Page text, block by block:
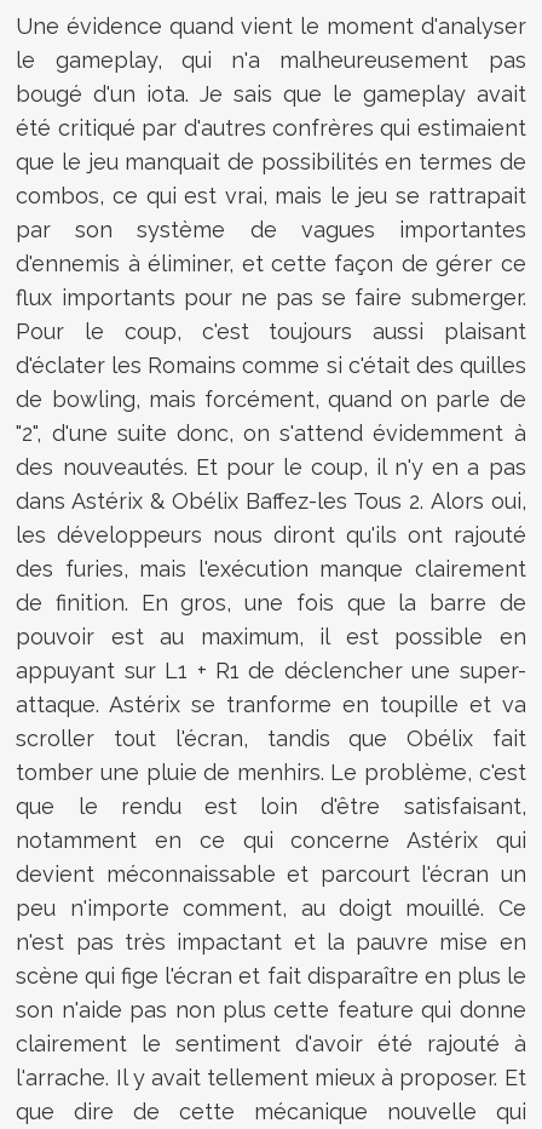
Une évidence quand vient le moment d'analyser
le gameplay, qui n'a malheureusement pas
bougé d'un iota. Je sais que le gameplay avait
été critiqué par d'autres confrères qui estimaient
que le jeu manquait de possibilités en termes de
combos, ce qui est vrai, mais le jeu se rattrapait
par son système de vagues importantes
d'ennemis à éliminer, et cette façon de gérer ce
flux importants pour ne pas se faire submerger.
Pour le coup, c'est toujours aussi plaisant
d'éclater les Romains comme si c'était des quilles
de bowling, mais forcément, quand on parle de
"2", d'une suite donc, on s'attend évidemment à
des nouveautés. Et pour le coup, il n'y en a pas
dans Astérix & Obélix Baffez-les Tous 2. Alors oui,
les développeurs nous diront qu'ils ont rajouté
des furies, mais l'exécution manque clairement
de finition. En gros, une fois que la barre de
pouvoir est au maximum, il est possible en
appuyant sur L1 + R1 de déclencher une super-
attaque. Astérix se tranforme en toupille et va
scroller tout l'écran, tandis que Obélix fait
tomber une pluie de menhirs. Le problème, c'est
que le rendu est loin d'être satisfaisant,
notamment en ce qui concerne Astérix qui
devient méconnaissable et parcourt l'écran un
peu n'importe comment, au doigt mouillé. Ce
n'est pas très impactant et la pauvre mise en
scène qui fige l'écran et fait disparaître en plus le
son n'aide pas non plus cette feature qui donne
clairement le sentiment d'avoir été rajouté à
l'arrache. Il y avait tellement mieux à proposer. Et
que dire de cette mécanique nouvelle qui